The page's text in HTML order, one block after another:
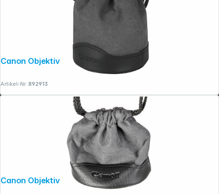
Canon Objektivbeutel LP 1214
Artikel-Nr.:892913
Canon Objektivbeutel LP 811